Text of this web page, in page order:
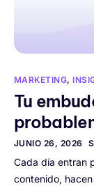
MARKETING,
Tu
JUNIO 26, 2026
Cada día entran
contenido,